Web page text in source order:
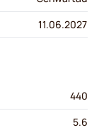
11.06.2027
440
5.6